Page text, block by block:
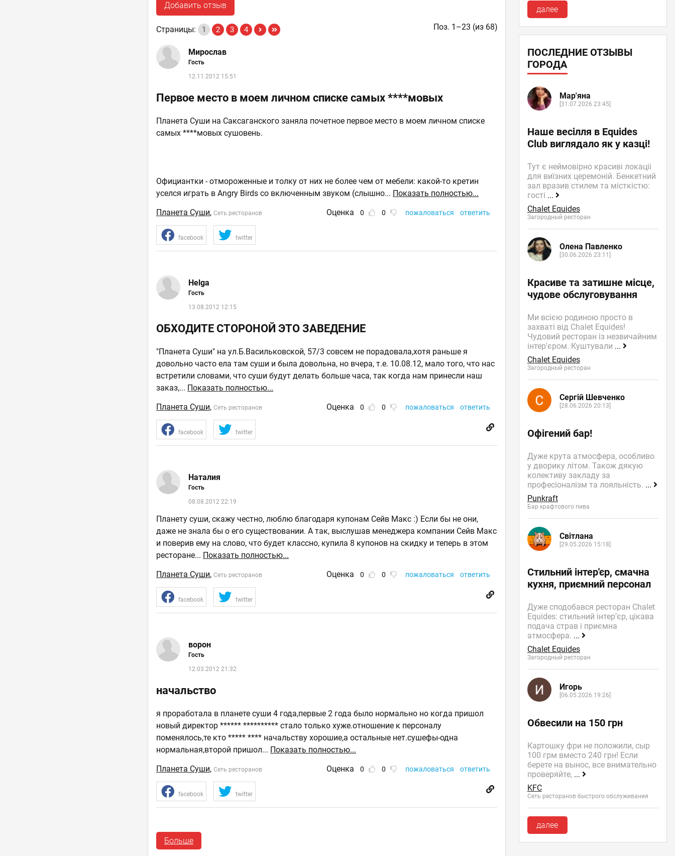
Добавить отзыв
Поз. 1–23 (из 68)
Страницы: 1 2 3 4
Мирослав
Гость
12.11.2012 15:51
Первое место в моем личном списке самых ****мовых
Планета Суши на Саксаганского заняла почетное первое место в моем личном списке
самых ****мовых сушовень.
Официантки - отмороженные и толку от них не более чем от мебели: какой-то кретин
уселся играть в Angry Birds со включенным звуком (слышно... Показать полностью...
Планета Суши,Сеть ресторанов Оценка 0 0 пожаловаться ответить
facebook twitter
Helga
Гость
13.08.2012 12:15
ОБХОДИТЕ СТОРОНОЙ ЭТО ЗАВЕДЕНИЕ
"Планета Суши" на ул.Б.Васильковской, 57/3 совсем не порадовала,хотя раньше я
довольно часто ела там суши и была довольна, но вчера, т.е. 10.08.12, мало того, что нас
встретили словами, что суши будут делать больше часа, так когда нам принесли наш
заказ,... Показать полностью...
Планета Суши,Сеть ресторанов Оценка 0 0 пожаловаться ответить
facebook twitter
Наталия
Гость
08.08.2012 22:19
Планету суши, скажу честно, люблю благодаря купонам Сейв Макс :) Если бы не они,
даже не знала бы о его существовании. А так, выслушав менеджера компании Сейв Макс
и поверив ему на слово, что будет классно, купила 8 купонов на скидку и теперь в этом
ресторане... Показать полностью...
Планета Суши,Сеть ресторанов Оценка 0 0 пожаловаться ответить
facebook twitter
ворон
Гость
12.03.2012 21:32
начальство
я проработала в планете суши 4 года,первые 2 года было нормально но когда пришол
новый директор ****** ********** стало только хуже.отношение к персоналу
поменялось,те кто ***** **** начальству хорошие,а остальные нет.сушефы-одна
нормальная,второй пришол... Показать полностью...
Планета Суши,Сеть ресторанов Оценка 0 0 пожаловаться ответить
facebook twitter
Марк
Гость
Больше
далее
ПОСЛЕДНИЕ ОТЗЫВЫ
ГОРОДА
Мар'яна
[31.07.2026 23:45]
Наше весілля в Equides
Club виглядало як у казці!
Тут є неймовірно красиві локаціі
для виїзних церемоній. Бенкетний
зал вразив стилем та місткістю:
гості ...
Chalet Equides
Загородный ресторан
Олена Павленко
[30.06.2026 23:11]
Красиве та затишне місце,
чудове обслуговування
Ми всією родиною просто в
захваті від Chalet Equides!
Чудовий ресторан із незвичайним
інтер'єром. Куштували ...
Chalet Equides
Загородный ресторан
Сергій Шевченко
[28.06.2026 20:13]
Офігений бар!
Дуже крута атмосфера, особливо
у дворику літом. Також дякую
колективу закладу за
професіоналізм та лояльність. ...
Punkraft
Бар крафтового пива
Світлана
[29.05.2026 15:18]
Стильний інтер'єр, смачна
кухня, приємний персонал
Дуже сподобався ресторан Chalet
Equides: стильний інтер’єр, цікава
подача страв і приємна
атмосфера. ...
Chalet Equides
Загородный ресторан
Игорь
[06.05.2026 19:26]
Обвесили на 150 грн
Картошку фри не положили, сыр
100 грм вместо 240 грн! Если
берете на вынос, все внимательно
проверяйте, ...
KFC
Сеть ресторанов быстрого обслуживания
далее